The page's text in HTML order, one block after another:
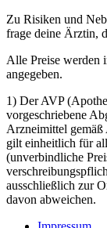
Zu Risiken und
frage deine Ärztin,
Alle Preise werden
angegeben.
1) Der AVP
vorgeschriebene
Arzneimittel
gilt einheitlich für
(unverbindliche
ausschließlich zur
davon abweichen.